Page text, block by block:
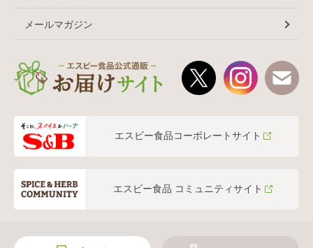
メールマガジン
エスビー食品コーポレートサイト
エスビー食品 コミュニティサイト